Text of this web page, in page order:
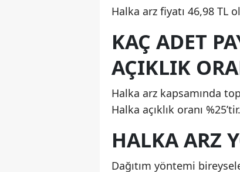
Halka arz fiyatı 46,98 TL
KAÇ ADET
AÇIKLIK
Halka arz kapsamında
Halka açıklık oranı %25’tir.
HALKA ARZ
Dağıtım yöntemi